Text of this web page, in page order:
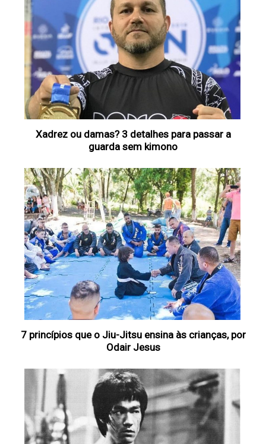
Xadrez ou damas? 3 detalhes para passar a
guarda sem kimono
7 princípios que o Jiu-Jitsu ensina às crianças, por
Odair Jesus